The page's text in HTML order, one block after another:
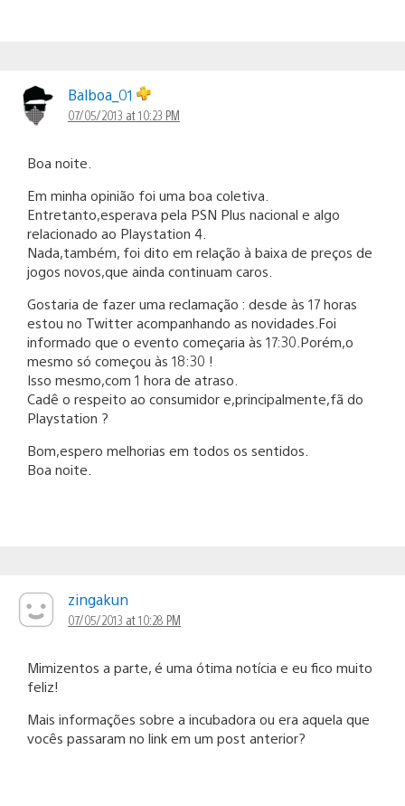
Balboa_01
07/05/2013 at 10:23 PM
Boa noite.
Em minha opinião foi uma boa coletiva.
Entretanto,esperava pela PSN Plus nacional e algo
relacionado ao Playstation 4.
Nada,também, foi dito em relação à baixa de preços de
jogos novos,que ainda continuam caros.
Gostaria de fazer uma reclamação : desde às 17 horas
estou no Twitter acompanhando as novidades.Foi
informado que o evento começaria às 17:30.Porém,o
mesmo só começou às 18:30 !
Isso mesmo,com 1 hora de atraso.
Cadê o respeito ao consumidor e,principalmente,fã do
Playstation ?
Bom,espero melhorias em todos os sentidos.
Boa noite.
zingakun
07/05/2013 at 10:28 PM
Mimizentos a parte, é uma ótima notícia e eu fico muito
feliz!
Mais informações sobre a incubadora ou era aquela que
vocês passaram no link em um post anterior?